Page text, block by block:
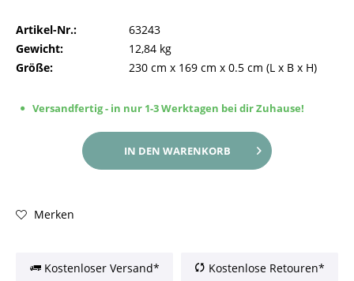
Artikel-Nr.:
63243
Gewicht:
12,84 kg
Größe:
230 cm x 169 cm x 0.5 cm (L x B x H)
Versandfertig - in nur 1-3 Werktagen bei dir Zuhause!
IN DEN WARENKORB
Merken
Kostenloser Versand* Kostenlose Retouren*